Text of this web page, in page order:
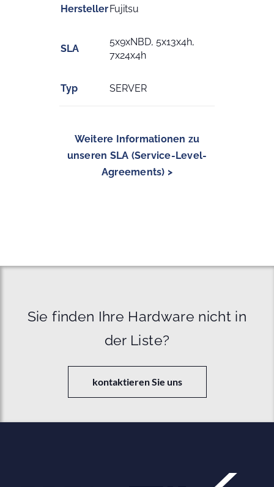
HerstellerFujitsu
SLA
5x9xNBD, 5x13x4h,
7x24x4h
Typ SERVER
Weitere Informationen zu
unseren SLA (Service-Level-
Agreements) >
Sie finden Ihre Hardware nicht in
der Liste?
kontaktieren Sie uns